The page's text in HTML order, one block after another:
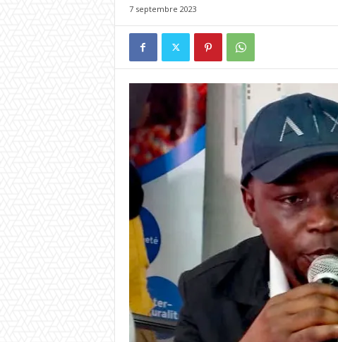
7 septembre 2023